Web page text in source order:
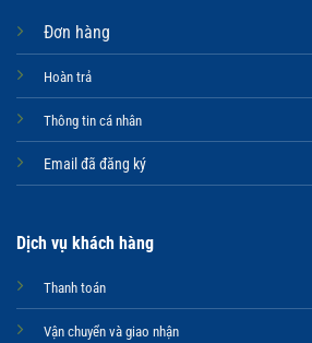
Đơn hàng
Hoàn trả
Thông tin cá nhân
Email đã đăng ký
Dịch vụ khách hàng
Thanh toán
Vận chuyển và giao nhận